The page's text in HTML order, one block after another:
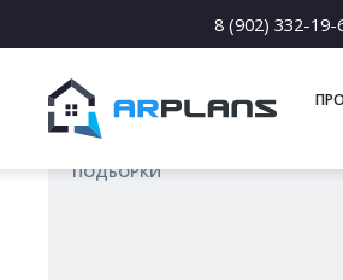
8 (902) 332-19-
1 этаж - блок, 2 этаж - бревно
1 этаж - блок, 2 этаж - каркас
ПОДБОРКИ